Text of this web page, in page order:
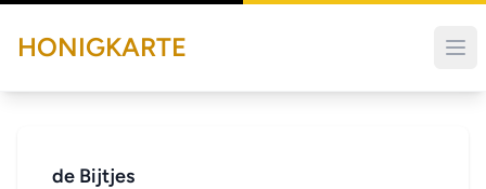
HONIGKARTE
de Bijtjes